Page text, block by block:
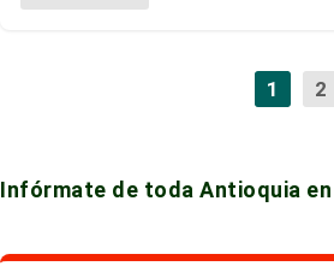
1 2
Infórmate de toda Antioquia